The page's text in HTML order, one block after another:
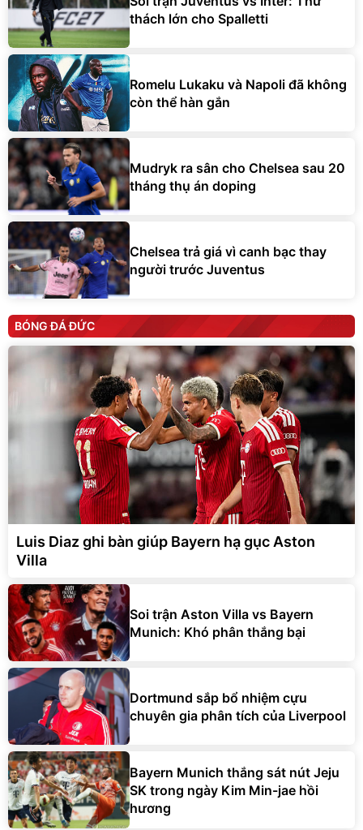
thách lớn cho Spalletti
Romelu Lukaku và Napoli đã không
còn thể hàn gắn
Mudryk ra sân cho Chelsea sau 20
tháng thụ án doping
Chelsea trả giá vì canh bạc thay
người trước Juventus
BÓNG ĐÁ ĐỨC
Luis Diaz ghi bàn giúp Bayern hạ gục Aston
Villa
Soi trận Aston Villa vs Bayern
Munich: Khó phân thắng bại
Dortmund sắp bổ nhiệm cựu
chuyên gia phân tích của Liverpool
Bayern Munich thắng sát nút Jeju
SK trong ngày Kim Min-jae hồi
hương